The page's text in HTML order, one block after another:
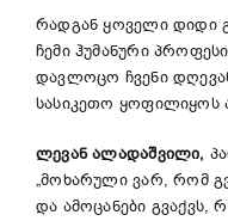
რადგან ყოველი დიდი
ჩემი ჰუმანური
დავლოცო ჩვენი
სასიკეთო ყოფილიყოს
ლევან ალადაშვილი,
„მოხარული ვარ, რომ
და ამოცანები გვაქვს,